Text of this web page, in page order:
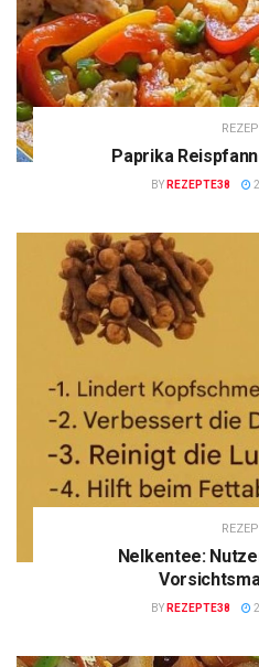
Paprika
BY REZEPTE38
Nelkentee:
BY REZEPTE38